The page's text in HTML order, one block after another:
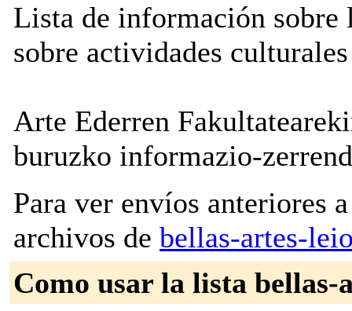
Lista de información sobre
sobre actividades
Arte Ederren
buruzko informazio-
Para ver envíos anteriores
archivos de bellas-artes-
Como usar la lista bellas-